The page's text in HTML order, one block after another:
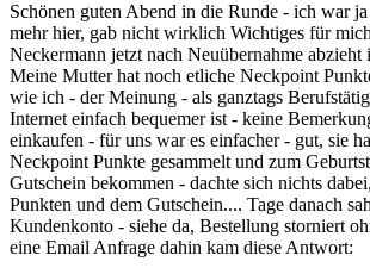
Schönen guten Abend in die Runde - ich war
mehr hier, gab nicht wirklich Wichtiges für
Neckermann jetzt nach Neuübernahme abzieht
Meine Mutter hat noch etliche Neckpoint
wie ich - der Meinung - als ganztags
Internet einfach bequemer ist - keine
einkaufen - für uns war es einfacher - gut, sie
Neckpoint Punkte gesammelt und zum
Gutschein bekommen - dachte sich nichts
Punkten und dem Gutschein.... Tage danach
Kundenkonto - siehe da, Bestellung storniert
eine Email Anfrage dahin kam diese Antwort: